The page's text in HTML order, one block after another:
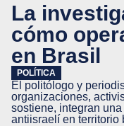
La
cómo
en Brasil
POLÍTICA
El politólogo y
organizaciones,
sostiene, integran
antiisraelí en territorio